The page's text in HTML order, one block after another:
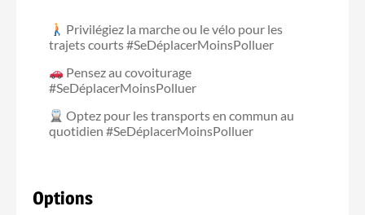
Privilégiez la marche ou le vélo pour les
trajets courts #SeDéplacerMoinsPolluer
Pensez au covoiturage
#SeDéplacerMoinsPolluer
Optez pour les transports en commun au
quotidien #SeDéplacerMoinsPolluer
Options